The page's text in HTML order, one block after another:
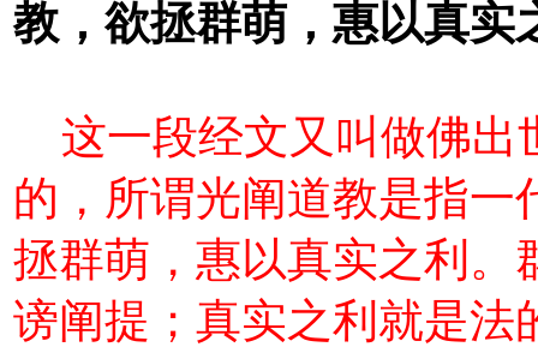
教，欲拯群萌，惠以真实
这一段经文又叫做佛
的，所谓光阐道教是指一
拯群萌，惠以真实之利。
谤阐提；真实之利就是法